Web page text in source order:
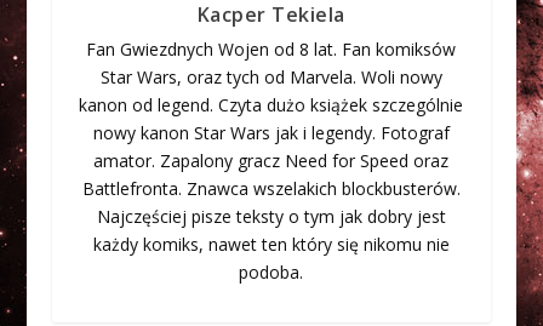
Kacper Tekiela
Fan Gwiezdnych Wojen od 8 lat. Fan komiksów
Star Wars, oraz tych od Marvela. Woli nowy
kanon od legend. Czyta dużo książek szczególnie
nowy kanon Star Wars jak i legendy. Fotograf
amator. Zapalony gracz Need for Speed oraz
Battlefronta. Znawca wszelakich blockbusterów.
Najczęściej pisze teksty o tym jak dobry jest
każdy komiks, nawet ten który się nikomu nie
podoba.